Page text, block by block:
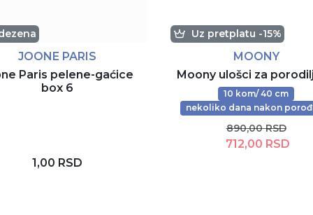
JOONE PARIS
Paris pelene-gaćice
box 6
1,00 RSD
Uz pretplatu -15%
MOONY
Moony ulošci za
10 kom/ 40 cm
nekoliko dana nakon
890,00 RSD
712,00 RSD